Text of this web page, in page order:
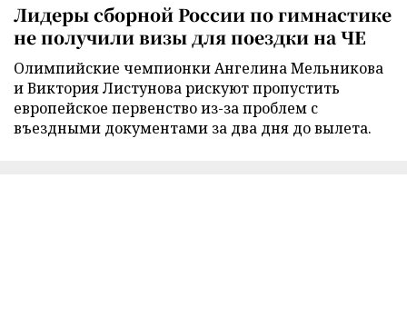
Лидеры сборной России по гимнастике
не получили визы для поездки на ЧЕ
Олимпийские чемпионки Ангелина Мельникова
и Виктория Листунова рискуют пропустить
европейское первенство из-за проблем с
въездными документами за два дня до вылета.